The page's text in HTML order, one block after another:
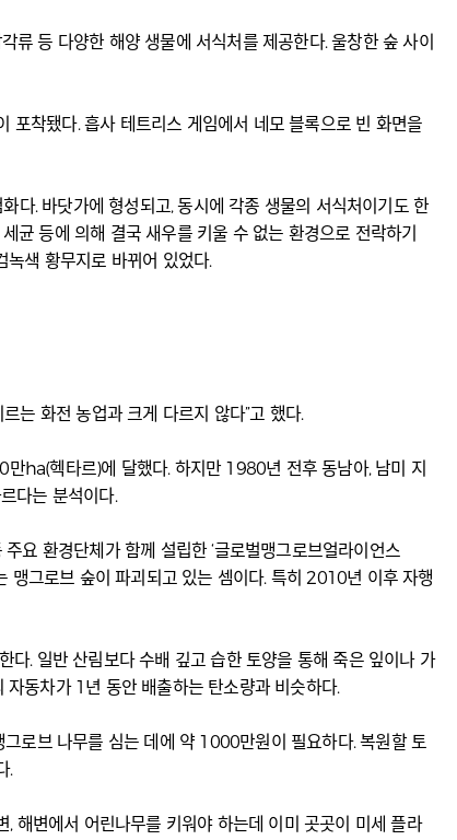
류 등 다양한 해양 생물에 서식처를 제공한다. 울창한 숲 사이
포착됐다. 흡사 테트리스 게임에서 네모 블록으로 빈 화면을
다. 바닷가에 형성되고, 동시에 각종 생물의 서식처이기도 한
균 등에 의해 결국 새우를 키울 수 없는 환경으로 전락하기
녹색 황무지로 바뀌어 있었다.
는 화전 농업과 크게 다르지 않다”고 했다.
ha(헥타르)에 달했다. 하지만 1980년 전후 동남아, 남미 지
다는 분석이다.
요 환경단체가 함께 설립한 ‘글로벌맹그로브얼라이언스
그로브 숲이 파괴되고 있는 셈이다. 특히 2010년 이후 자행
다. 일반 산림보다 수배 깊고 습한 토양을 통해 죽은 잎이나 가
동차가 1년 동안 배출하는 탄소량과 비슷하다.
로브 나무를 심는 데에 약 1000만원이 필요하다. 복원할 토
.
해변에서 어린나무를 키워야 하는데 이미 곳곳이 미세 플라